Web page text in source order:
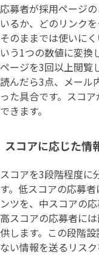
応募者が採用ページ
いるか、どのリンク
そのままでは使いに
いう1つの数値に変換
ページを3回以上閲覧
読んだら3点、メール
った具合です。スコ
できます。
スコアに応じた情
スコアを3段階程度に
す。低スコアの応募
ンツを、中スコアの
高スコアの応募者に
供します。この段階
ない情報を送るリスク